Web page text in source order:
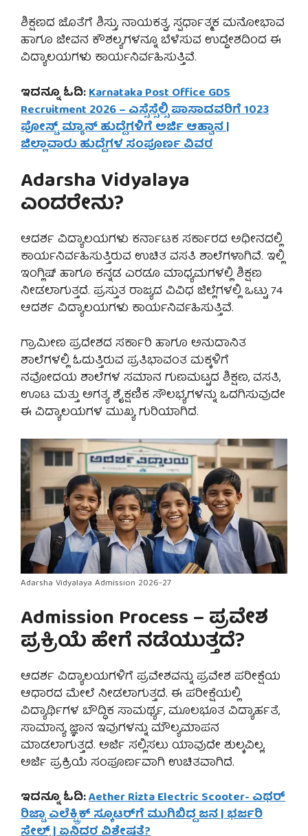
ಶಿಕ್ಷಣದ ಜೊತೆಗೆ ಶಿಸ್ತು, ನಾಯಕತ್ವ, ಸ್ಪರ್ಧಾತ್ಮಕ ಮನೋಭಾವ
ಹಾಗೂ ಜೀವನ ಕೌಶಲ್ಯಗಳನ್ನೂ ಬೆಳೆಸುವ ಉದ್ದೇಶದಿಂದ ಈ
ವಿದ್ಯಾಲಯಗಳು ಕಾರ್ಯನಿರ್ವಹಿಸುತ್ತಿವೆ.
ಇದನ್ನೂ ಓದಿ:Karnataka Post Office GDS
Recruitment 2026 – ಎಸ್ಸೆಸ್ಸೆಲ್ಸಿ ಪಾಸಾದವರಿಗೆ 1023
ಪೋಸ್ಟ್ ಮ್ಯಾನ್ ಹುದ್ದೆಗಳಿಗೆ ಅರ್ಜಿ ಆಹ್ವಾನ |
ಜಿಲ್ಲಾವಾರು ಹುದ್ದೆಗಳ ಸಂಪೂರ್ಣ ವಿವರ
Adarsha Vidyalaya
ಎಂದರೇನು?
ಆದರ್ಶ ವಿದ್ಯಾಲಯಗಳು ಕರ್ನಾಟಕ ಸರ್ಕಾರದ ಅಧೀನದಲ್ಲಿ
ಕಾರ್ಯನಿರ್ವಹಿಸುತ್ತಿರುವ ಉಚಿತ ವಸತಿ ಶಾಲೆಗಳಾಗಿವೆ. ಇಲ್ಲಿ
ಇಂಗ್ಲಿಷ್ ಹಾಗೂ ಕನ್ನಡ ಎರಡೂ ಮಾಧ್ಯಮಗಳಲ್ಲಿ ಶಿಕ್ಷಣ
ನೀಡಲಾಗುತ್ತದೆ. ಪ್ರಸ್ತುತ ರಾಜ್ಯದ ವಿವಿಧ ಜಿಲ್ಲೆಗಳಲ್ಲಿ ಒಟ್ಟು 74
ಆದರ್ಶ ವಿದ್ಯಾಲಯಗಳು ಕಾರ್ಯನಿರ್ವಹಿಸುತ್ತಿವೆ.
ಗ್ರಾಮೀಣ ಪ್ರದೇಶದ ಸರ್ಕಾರಿ ಹಾಗೂ ಅನುದಾನಿತ
ಶಾಲೆಗಳಲ್ಲಿ ಓದುತ್ತಿರುವ ಪ್ರತಿಭಾವಂತ ಮಕ್ಕಳಿಗೆ
ನವೋದಯ ಶಾಲೆಗಳ ಸಮಾನ ಗುಣಮಟ್ಟದ ಶಿಕ್ಷಣ, ವಸತಿ,
ಊಟ ಮತ್ತು ಅಗತ್ಯ ಶೈಕ್ಷಣಿಕ ಸೌಲಭ್ಯಗಳನ್ನು ಒದಗಿಸುವುದೇ
ಈ ವಿದ್ಯಾಲಯಗಳ ಮುಖ್ಯ ಗುರಿಯಾಗಿದೆ.
Adarsha Vidyalaya Admission 2026-27
Admission Process – ಪ್ರವೇಶ
ಪ್ರಕ್ರಿಯೆ ಹೇಗೆ ನಡೆಯುತ್ತದೆ?
ಆದರ್ಶ ವಿದ್ಯಾಲಯಗಳಿಗೆ ಪ್ರವೇಶವನ್ನು ಪ್ರವೇಶ ಪರೀಕ್ಷೆಯ
ಆಧಾರದ ಮೇಲೆ ನೀಡಲಾಗುತ್ತದೆ. ಈ ಪರೀಕ್ಷೆಯಲ್ಲಿ
ವಿದ್ಯಾರ್ಥಿಗಳ ಬೌದ್ಧಿಕ ಸಾಮರ್ಥ್ಯ, ಮೂಲಭೂತ ವಿದ್ಯಾರ್ಹತೆ,
ಸಾಮಾನ್ಯ ಜ್ಞಾನ ಇವುಗಳನ್ನು ಮೌಲ್ಯಮಾಪನ
ಮಾಡಲಾಗುತ್ತದೆ. ಅರ್ಜಿ ಸಲ್ಲಿಸಲು ಯಾವುದೇ ಶುಲ್ಕವಿಲ್ಲ,
ಅರ್ಜಿ ಪ್ರಕ್ರಿಯೆ ಸಂಪೂರ್ಣವಾಗಿ ಉಚಿತವಾಗಿದೆ.
ಇದನ್ನೂ ಓದಿ:Aether Rizta Electric Scooter- ಎಥರ್
ರಿಜ್ಟಾ ಎಲೆಕ್ಟ್ರಿಕ್ ಸ್ಕೂಟರ್‌ಗೆ ಮುಗಿಬಿದ್ದ ಜನ | ಭರ್ಜರಿ